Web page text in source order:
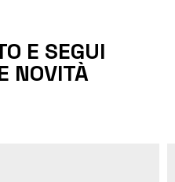
E SEGUI
NOVITÀ